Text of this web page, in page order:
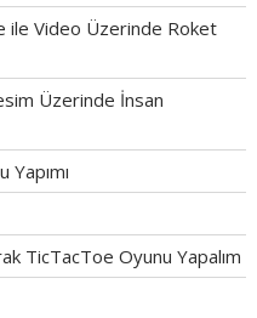
ile Video Üzerinde Roket
Üzerinde İnsan
TicTacToe Oyunu Yapalım